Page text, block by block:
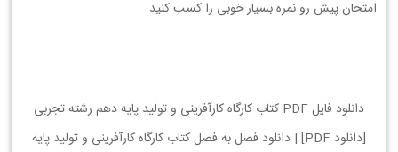
امتحان پیش رو نمره بسیار خوبی را کسب کنید.
دانلود فایل PDF کتاب کارگاه کارآفرینی و تولید پایه دهم رشته تجربی
[دانلود PDF] | دانلود فصل به فصل کتاب کارگاه کارآفرینی و تولید پایه